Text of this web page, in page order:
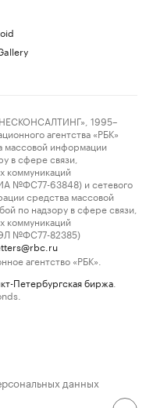
1995–
агентства «РБК»
массовой информации
в сфере связи,
коммуникаций
№ФС77-63848) и сетевого
средства массовой
по надзору в сфере связи,
коммуникаций
№ФС77-82385)
агентство «РБК».
Петербургская биржа
данных